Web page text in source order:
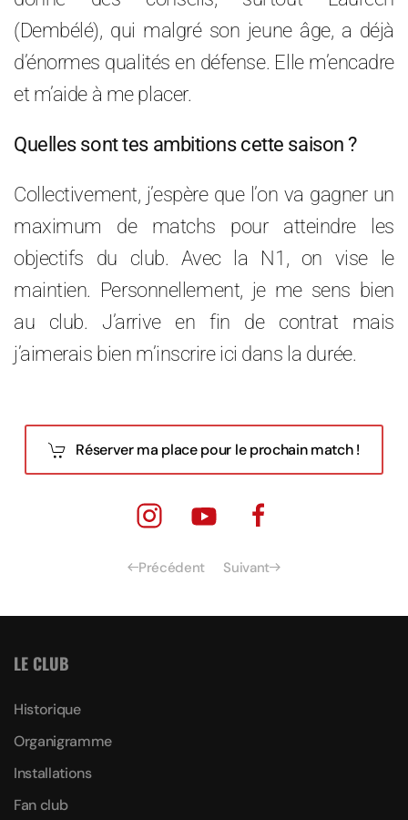
(Dembélé), qui malgré son jeune âge, a déjà
d’énormes qualités en défense. Elle m’encadre
et m’aide à me placer.
Quelles sont tes ambitions cette saison ?
Collectivement, j’espère que l’on va gagner un
maximum de matchs pour atteindre les
objectifs du club. Avec la N1, on vise le
maintien. Personnellement, je me sens bien
au club. J’arrive en fin de contrat mais
j’aimerais bien m’inscrire ici dans la durée.
Réserver ma place pour le prochain match !
Précédent Suivant
LE CLUB
Historique
Organigramme
Installations
Fan club